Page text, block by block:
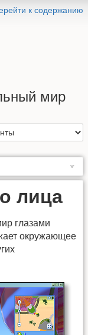
к содержанию
мир
лица
глазами
окружающее